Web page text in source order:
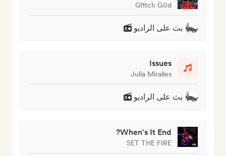
Gl1tch G0d
بث على الراديو
Issues
Julia Miralles
بث على الراديو
When's It End?
SET THE FIRE